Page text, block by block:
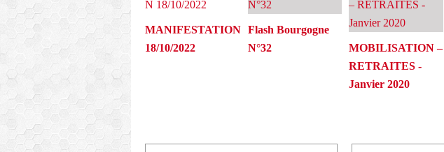
MANIFESTATION
18/10/2022
Flash Bourgogne
N°32
MOBILISATION –
RETRAITES -
Janvier 2020